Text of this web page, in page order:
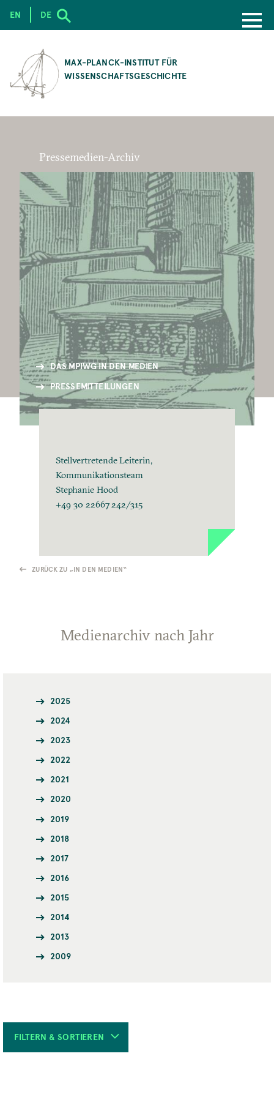
CONTENT
MAX-PLANCK-INSTITUT FÜR
WISSENSCHAFTSGESCHICHTE
EN DE
Pressemedien-Archiv
DAS MPIWG IN DEN MEDIEN
PRESSEMITTEILUNGEN
ZURÜCK ZU „IN DEN MEDIEN“
Stellvertretende Leiterin,
Kommunikationsteam
Stephanie Hood
+49 30 22667 242/315
Medienarchiv nach Jahr
2025
2024
2023
2022
2021
2020
2019
2018
2017
2016
2015
2014
2013
2009
FILTERN & SORTIEREN